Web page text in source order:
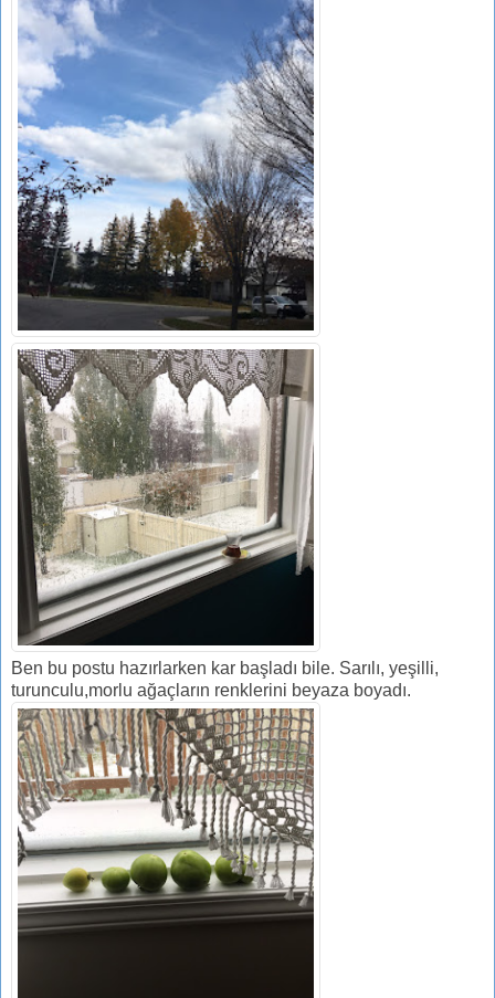
Ben bu postu hazırlarken kar başladı bile. Sarılı, yeşilli,
turunculu,morlu ağaçların renklerini beyaza boyadı.